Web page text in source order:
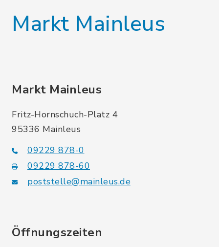
Markt Mainleus
Markt Mainleus
Fritz-Hornschuch-Platz 4
95336 Mainleus
09229 878-0
09229 878-60
poststelle@mainleus.de
Öffnungszeiten